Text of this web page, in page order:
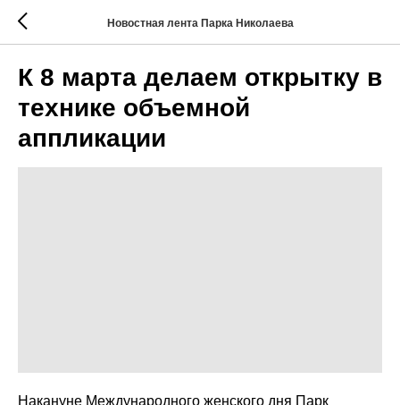
Новостная лента Парка Николаева
К 8 марта делаем открытку в
технике объемной
аппликации
Накануне Международного женского дня Парк